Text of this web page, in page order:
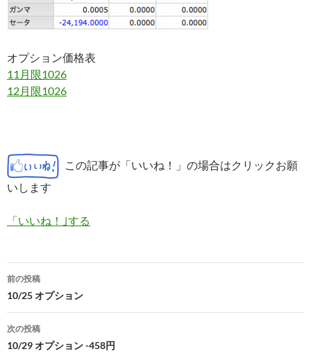
オプション価格表
11月限1026
12月限1026
この記事が「いいね！」の場合はクリックお願
いします
「いいね！｣する
投
稿
ナ
ビ
前の投稿
10/25 オプション
次の投稿
10/29 オプション -458円